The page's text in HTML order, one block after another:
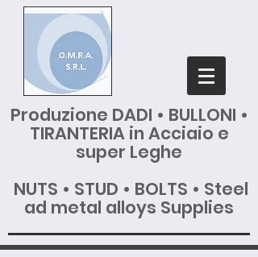
Produzione DADI • BULLONI •
TIRANTERIA in Acciaio e
super Leghe
NUTS • STUD • BOLTS • Steel
ad metal alloys Supplies